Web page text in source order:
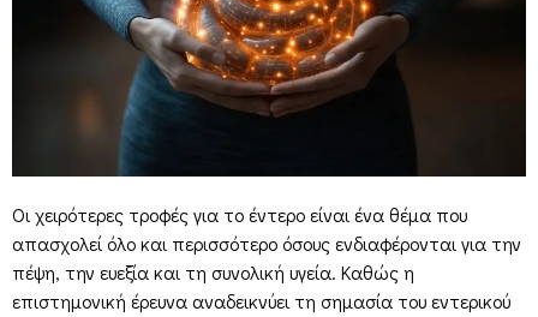
Οι χειρότερες τροφές για το έντερο είναι ένα θέμα που
απασχολεί όλο και περισσότερο όσους ενδιαφέρονται για την
πέψη, την ευεξία και τη συνολική υγεία. Καθώς η
επιστημονική έρευνα αναδεικνύει τη σημασία του εντερικού